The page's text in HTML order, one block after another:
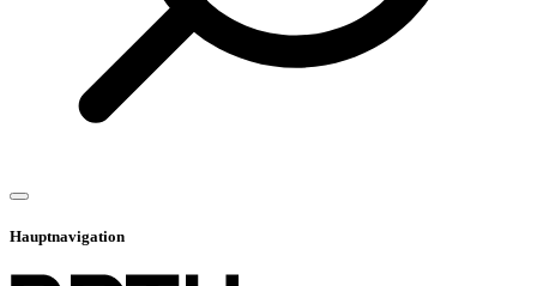
Hauptnavigation